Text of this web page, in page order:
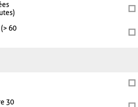
60
30